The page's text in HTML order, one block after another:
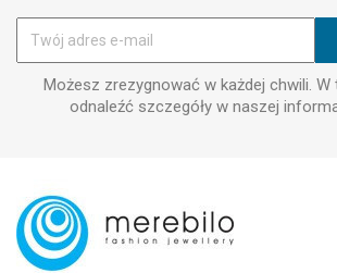
Możesz zrezygnować w każdej chwili. W
odnaleźć szczegóły w naszej